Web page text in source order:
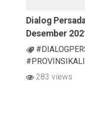
Dialog
Desember
283 views